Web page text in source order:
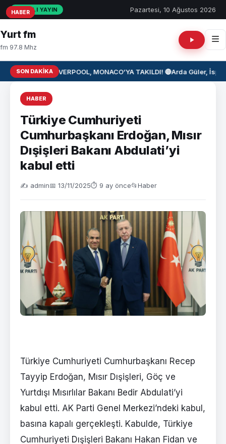
CANLI YAYIN Pazartesi, 10 Ağustos 2026
Yurt fm
fm 97.8 Mhz
SON DAKIKA⚽ LIVERPOOL, MONACO’YA TAKILDI! 🔴Arda Güler,
HABER
Türkiye Cumhuriyeti
Cumhurbaşkanı Erdoğan, Mısır
Dışişleri Bakanı Abdulati’yi
kabul etti
✍️ admin📅 13/11/2025⏱ 9 ay önce📂Haber
Türkiye Cumhuriyeti Cumhurbaşkanı Recep
Tayyip Erdoğan, Mısır Dışişleri, Göç ve
Yurtdışı Mısırlılar Bakanı Bedir Abdulati’yi
kabul etti. AK Parti Genel Merkezi’ndeki kabul,
basına kapalı gerçekleşti. Kabulde, Türkiye
Cumhuriyeti Dışişleri Bakanı Hakan Fidan ve
HABER
HABER
HABER